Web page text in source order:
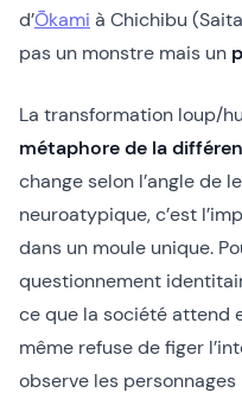
d’Ōkami à Chichibu
pas un monstre mais un
La transformation loup/
métaphore de la
change selon l’angle de
neuroatypique, c’est
dans un moule unique.
questionnement
ce que la société attend
même refuse de figer
observe les